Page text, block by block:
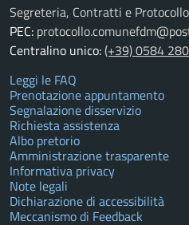
Segreteria, Contratti e Protocollo
PEC:
Centralino unico:(+39) 0584
Leggi le FAQ
Prenotazione appuntamento
Segnalazione disservizio
Richiesta assistenza
Albo pretorio
Amministrazione trasparente
Informativa privacy
Note legali
Dichiarazione di accessibilità
Meccanismo di Feedback